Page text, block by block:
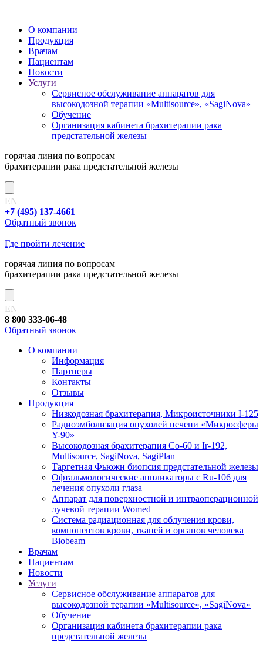
О компании
Продукция
Врачам
Пациентам
Новости
Услуги
Сервисное обслуживание аппаратов для
высокодозной терапии «Multisource», «SagiNova»
Обучение
Организация кабинета брахитерапии рака
предстательной железы
горячая линия по вопросам
брахитерапии рака предстательной железы
EN
+7 (495) 137-4661
Обратный звонок
Где пройти лечение
горячая линия по вопросам
брахитерапии рака предстательной железы
EN
8 800 333-06-48
Обратный звонок
О компании
Информация
Партнеры
Контакты
Отзывы
Продукция
Низкодозная брахитерапия, Микроисточники I-125
Радиоэмболизация опухолей печени «Микросферы
Y-90»
Высокодозная брахитерапия Co-60 и Ir-192,
Multisource, SagiNova, SagiPlan
Таргетная Фьюжн биопсия предстательной железы
Офтальмологические аппликаторы с Ru-106 для
лечения опухоли глаза
Аппарат для поверхностной и интраоперационной
лучевой терапии Womed
Система радиационная для облучения крови,
компонентов крови, тканей и органов человека
Biobeam
Врачам
Пациентам
Новости
Услуги
Сервисное обслуживание аппаратов для
высокодозной терапии «Multisource», «SagiNova»
Обучение
Организация кабинета брахитерапии рака
предстательной железы